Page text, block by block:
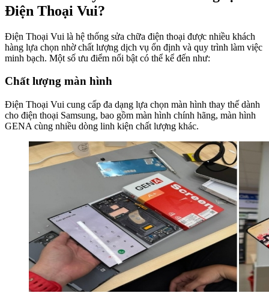
Điện Thoại Vui?
Điện Thoại Vui là hệ thống sửa chữa điện thoại được nhiều khách
hàng lựa chọn nhờ chất lượng dịch vụ ổn định và quy trình làm việc
minh bạch. Một số ưu điểm nổi bật có thể kể đến như:
Chất lượng màn hình
Điện Thoại Vui cung cấp đa dạng lựa chọn màn hình thay thế dành
cho điện thoại Samsung, bao gồm màn hình chính hãng, màn hình
GENA cùng nhiều dòng linh kiện chất lượng khác.